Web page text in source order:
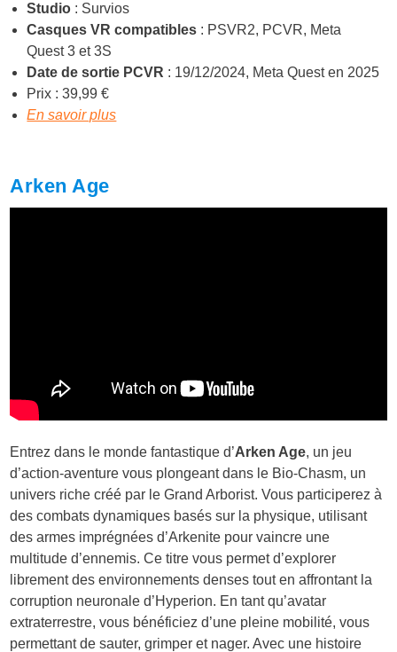
Studio : Survios
Casques VR compatibles : PSVR2, PCVR, Meta
Quest 3 et 3S
Date de sortie PCVR : 19/12/2024, Meta Quest en 2025
Prix : 39,99 €
En savoir plus
Arken Age
Entrez dans le monde fantastique d’Arken Age, un jeu
d’action-aventure vous plongeant dans le Bio-Chasm, un
univers riche créé par le Grand Arborist. Vous participerez à
des combats dynamiques basés sur la physique, utilisant
des armes imprégnées d’Arkenite pour vaincre une
multitude d’ennemis. Ce titre vous permet d’explorer
librement des environnements denses tout en affrontant la
corruption neuronale d’Hyperion. En tant qu’avatar
extraterrestre, vous bénéficiez d’une pleine mobilité, vous
permettant de sauter, grimper et nager. Avec une histoire